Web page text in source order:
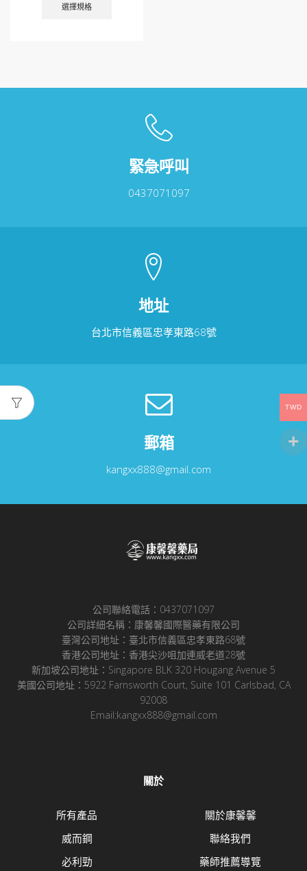
選擇規格
緊急呼叫
0437071097
地址
台北市信義區忠孝東路68號
郵箱
kangxx888@gmail.com
公司聯絡電話：0437071097
公司詳細名稱：康馨馨國際醫藥有限公司
臺灣公司地址：臺北市信義區忠孝東路68號
香港公司地址：香港尖沙咀加連威老道28號
新加坡公司地址：Singapore BLK 320 Hougang Avenue 5
美國公司地址：5922 Farnsworth Court, Suite 101 Carlsbad, CA
92008
Email:kangxx888@gmail.com
關於
所有產品
威而鋼
必利勁
關於康馨馨
聯絡我們
藥師推薦導覽
TWD